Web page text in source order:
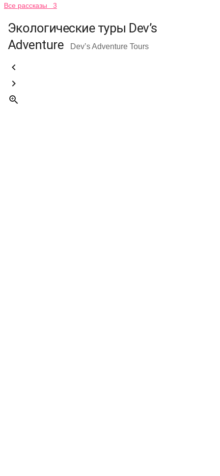
Все рассказы 3
Экологические туры Dev’s
Adventure
Dev’s Adventure Tours


